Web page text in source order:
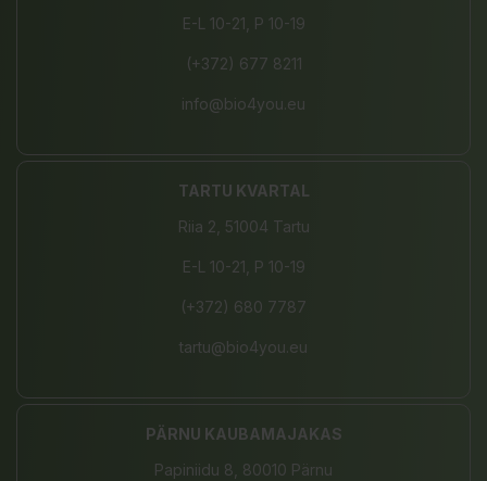
E-L 10-21, P 10-19
(+372) 677 8211
info@bio4you.eu
TARTU KVARTAL
Riia 2, 51004 Tartu
E-L 10-21, P 10-19
(+372) 680 7787
tartu@bio4you.eu
PÄRNU KAUBAMAJAKAS
Papiniidu 8, 80010 Pärnu